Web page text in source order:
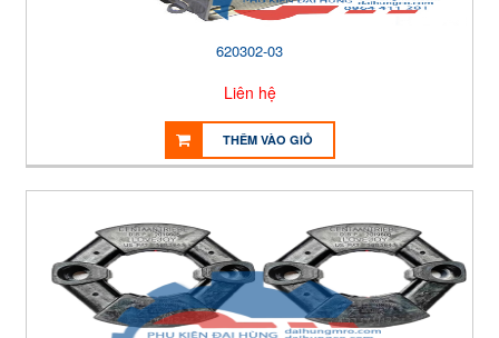
620302-03
Liên hệ
THÊM VÀO GIỎ